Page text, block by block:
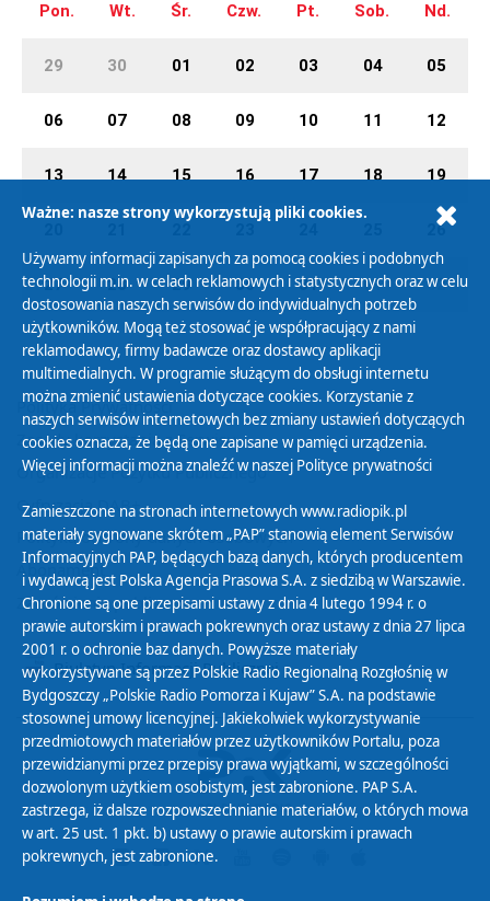
Pon. Wt. Śr. Czw. Pt. Sob. Nd.
29 30 01 02 03 04 05
06 07 08 09 10 11 12
13 14 15 16 17 18 19
26
27 28 29 30 31 01 02
Polityka Prywatności
Zasady korzystania z Serwisu
Organizacje Pożytku Publicznego
Cyfryzacja DAB+
Polityka ochrony danych osobowych
Abonament
Zamówienia publiczne
Biuletyn Informacji Publicznej
Ważne: nasze strony wykorzystują pliki cookies.
Używamy informacji zapisanych za pomocą cookies i podobnych
technologii m.in. w celach reklamowych i statystycznych oraz w celu
dostosowania naszych serwisów do indywidualnych potrzeb
użytkowników. Mogą też stosować je współpracujący z nami
reklamodawcy, firmy badawcze oraz dostawcy aplikacji
multimedialnych. W programie służącym do obsługi internetu
można zmienić ustawienia dotyczące cookies. Korzystanie z
naszych serwisów internetowych bez zmiany ustawień dotyczących
cookies oznacza, że będą one zapisane w pamięci urządzenia.
Więcej informacji można znaleźć w naszej Polityce prywatności
Zamieszczone na stronach internetowych www.radiopik.pl
materiały sygnowane skrótem „PAP” stanowią element Serwisów
Informacyjnych PAP, będących bazą danych, których producentem
i wydawcą jest Polska Agencja Prasowa S.A. z siedzibą w Warszawie.
Chronione są one przepisami ustawy z dnia 4 lutego 1994 r. o
prawie autorskim i prawach pokrewnych oraz ustawy z dnia 27 lipca
2001 r. o ochronie baz danych. Powyższe materiały
wykorzystywane są przez Polskie Radio Regionalną Rozgłośnię w
Bydgoszczy „Polskie Radio Pomorza i Kujaw” S.A. na podstawie
stosownej umowy licencyjnej. Jakiekolwiek wykorzystywanie
przedmiotowych materiałów przez użytkowników Portalu, poza
przewidzianymi przez przepisy prawa wyjątkami, w szczególności
dozwolonym użytkiem osobistym, jest zabronione. PAP S.A.
zastrzega, iż dalsze rozpowszechnianie materiałów, o których mowa
w art. 25 ust. 1 pkt. b) ustawy o prawie autorskim i prawach
pokrewnych, jest zabronione.